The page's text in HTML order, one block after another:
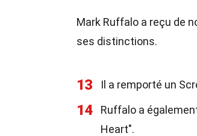
Mark Ruffalo a reçu de
ses distinctions.
13 Il a remporté un
14
Ruffalo a
Heart".